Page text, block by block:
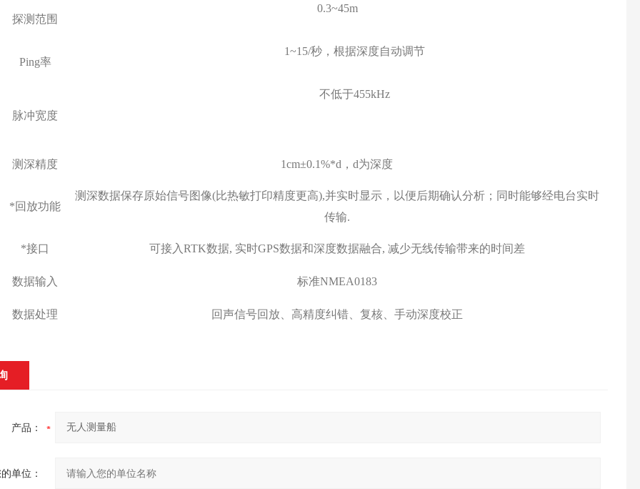
探测范围
0.3~45m
Ping率
1~15/秒，根据深度自动调节
脉冲宽度
不低于455kHz
测深精度 1cm±0.1%*d，d为深度
*回放功能
测深数据保存原始信号图像(比热敏打印精度更高),并实时显示，以便后期确认分析；同时能够经电台实时
传输.
*接口 可接入RTK数据, 实时GPS数据和深度数据融合, 减少无线传输带来的时间差
数据输入 标准NMEA0183
数据处理 回声信号回放、高精度纠错、复核、手动深度校正
产品：
单位：